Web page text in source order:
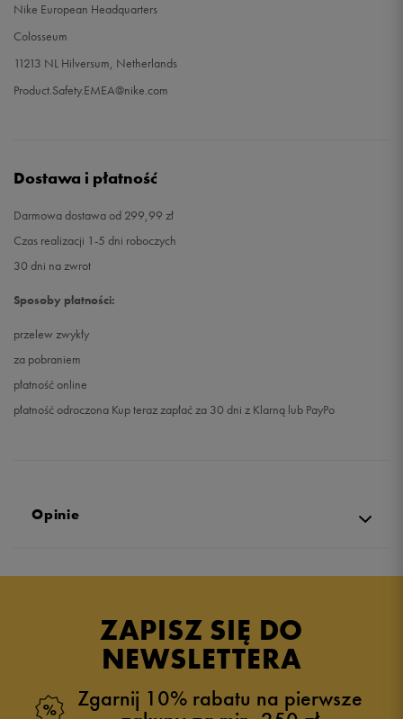
Nike European Headquarters
Colosseum
11213 NL Hilversum, Netherlands
Product.Safety.EMEA@nike.com
Dostawa i płatność
Darmowa dostawa od 299,99 zł
Czas realizacji 1-5 dni roboczych
30 dni na zwrot
Sposoby płatności:
przelew zwykły
za pobraniem
płatność online
płatność odroczona Kup teraz zapłać za 30 dni z Klarną lub PayPo
Opinie
ZAPISZ SIĘ DO
NEWSLETTERA
Zgarnij 10% rabatu na pierwsze